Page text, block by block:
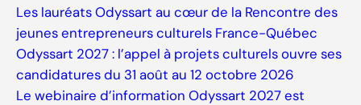
Les lauréats Odyssart au cœur de la Rencontre des
jeunes entrepreneurs culturels France-Québec
Odyssart 2027 : l’appel à projets culturels ouvre ses
candidatures du 31 août au 12 octobre 2026
Le webinaire d’information Odyssart 2027 est